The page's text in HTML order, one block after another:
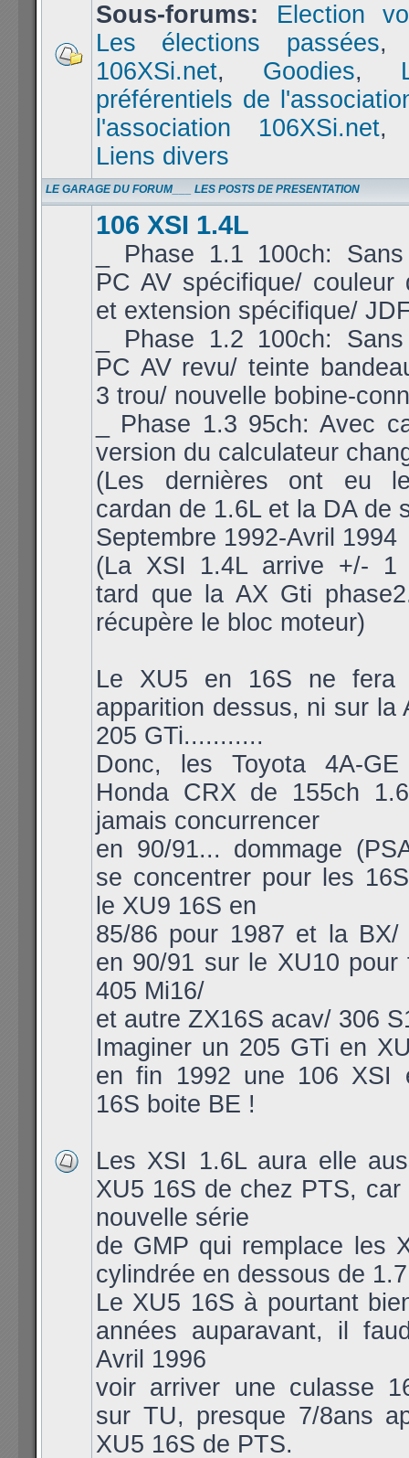
Sous-forums: Election
Les élections passées
106XSi.net, Goodies,
préférentiels de
l'association 106XSi.net
Liens divers
LE GARAGE DU FORUM___ LES POSTS DE PRESENTATION
106 XSI 1.4L
_ Phase 1.1 100ch:
PC AV spécifique/ couleur
et extension spécifique/
_ Phase 1.2 100ch:
PC AV revu/ teinte
3 trou/ nouvelle bobine-
_ Phase 1.3 95ch: Avec
version du calculateur
(Les dernières ont eu
cardan de 1.6L et la DA de
Septembre 1992-Avril 1994
(La XSI 1.4L arrive +/- 1
tard que la AX Gti
récupère le bloc moteur)
Le XU5 en 16S ne fera
apparition dessus, ni sur la
205 GTi...........
Donc, les Toyota 4A-
Honda CRX de 155ch
jamais concurrencer
en 90/91... dommage
se concentrer pour les
le XU9 16S en
85/86 pour 1987 et la BX/
en 90/91 sur le XU10 pour
405 Mi16/
et autre ZX16S acav/ 306
Imaginer un 205 GTi en
en fin 1992 une 106 XSI
16S boite BE !
Les XSI 1.6L aura elle
XU5 16S de chez PTS,
nouvelle série
de GMP qui remplace les
cylindrée en dessous de
Le XU5 16S à pourtant
années auparavant, il
Avril 1996
voir arriver une culasse
sur TU, presque 7/8ans
XU5 16S de PTS.